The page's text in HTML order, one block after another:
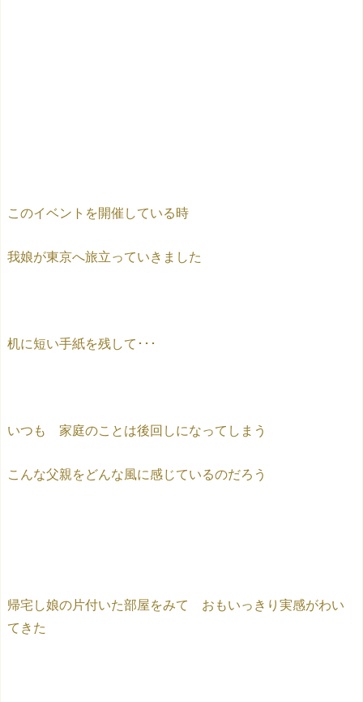
このイベントを開催している時
我娘が東京へ旅立っていきました
机に短い手紙を残して･･･
いつも 家庭のことは後回しになってしまう
こんな父親をどんな風に感じているのだろう
帰宅し娘の片付いた部屋をみて おもいっきり実感がわい
てきた